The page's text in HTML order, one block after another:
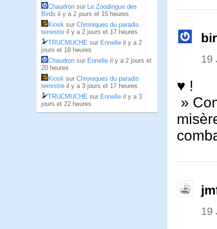
Chaudron sur Le Zoodingue des
Birds il y a 2 jours et 15 heures
Kiosk sur Chroniques du paradis
terrestre il y a 2 jours et 17 heures
TRUCMUCHE sur Ennelle il y a 2
jours et 18 heures
Chaudron sur Ennelle il y a 2 jours et
20 heures
Kiosk sur Chroniques du paradis
terrestre il y a 3 jours et 17 heures
TRUCMUCHE sur Ennelle il y a 3
jours et 22 heures
19
♥ !
»
19